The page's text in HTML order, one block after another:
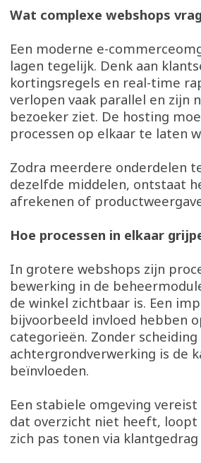
Wat complexe webshops
Een moderne e-
lagen tegelijk. Denk aan
kortingsregels en real-time
verlopen vaak parallel en zijn
bezoeker ziet. De hosting
processen op elkaar te laten
Zodra meerdere onderdelen
dezelfde middelen, ontstaat
afrekenen of
Hoe processen in elkaar
In grotere webshops zijn
bewerking in de
de winkel zichtbaar is. Een
bijvoorbeeld invloed hebben
categorieën. Zonder
achtergrondverwerking is de
beïnvloeden.
Een stabiele omgeving
dat overzicht niet heeft,
zich pas tonen via